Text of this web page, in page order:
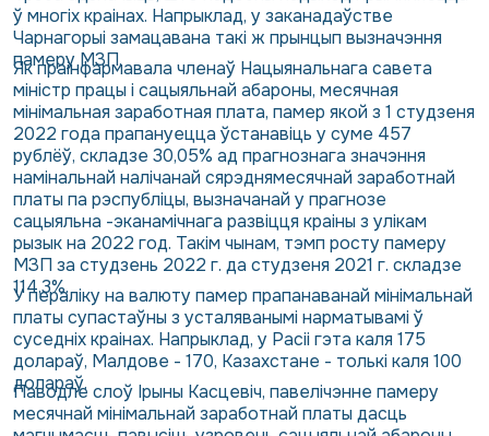
ў многіх краінах. Напрыклад, у заканадаўстве
Чарнагорыі замацавана такі ж прынцып вызначэння
памеру МЗП.
Як праінфармавала членаў Нацыянальнага савета
міністр працы і сацыяльнай абароны, месячная
мінімальная заработная плата, памер якой з 1 студзеня
2022 года прапануецца ўстанавіць у суме 457
рублёў, складзе 30,05% ад прагнознага значэння
намінальнай налічанай сярэднямесячнай заработнай
платы па рэспубліцы, вызначанай у прагнозе
сацыяльна -эканамічнага развіцця краіны з улікам
рызык на 2022 год. Такім чынам, тэмп росту памеру
МЗП за студзень 2022 г. да студзеня 2021 г. складзе
114,3%.
У пераліку на валюту памер прапанаванай мінімальнай
платы супастаўны з усталяванымі нарматывамі ў
суседніх краінах. Напрыклад, у Расіі гэта каля 175
долараў, Малдове - 170, Казахстане - толькі каля 100
долараў.
Паводле слоў Ірыны Касцевіч, павелічэнне памеру
месячнай мінімальнай заработнай платы дасць